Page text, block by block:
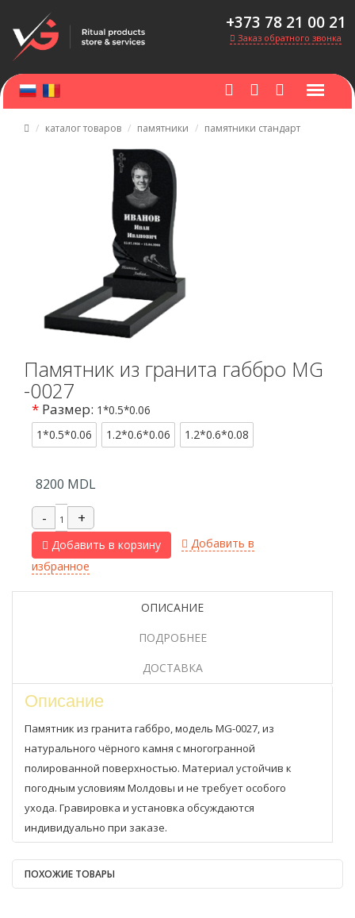
+373 78 21 00 21
Заказ обратного звонка
каталог товаров памятники памятники стандарт
Памятник из гранита габбро MG
-0027
* Размер: 1*0.5*0.06
1*0.5*0.06
1.2*0.6*0.06 1.2*0.6*0.08
8200 MDL
Добавить в корзину
Добавить в
избранное
ОПИСАНИЕ
ПОДРОБНЕЕ
ДОСТАВКА
Описание
Памятник из гранита габбро, модель MG-0027, из
натурального чёрного камня с многогранной
полированной поверхностью. Материал устойчив к
погодным условиям Молдовы и не требует особого
ухода. Гравировка и установка обсуждаются
индивидуально при заказе.
ПОХОЖИЕ ТОВАРЫ